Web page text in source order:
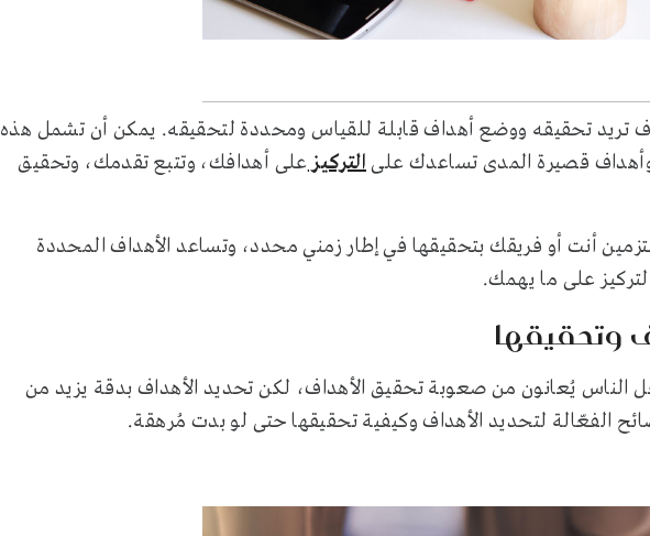
تريد تحقيقه ووضع أهداف قابلة للقياس ومحددة لتحقيقه. يمكن أن تشمل هذه
قصيرة المدى تساعدك علىالتركيزعلى أهدافك، وتتبع تقدمك، وتحقيق
أنت أو فريقك بتحقيقها في إطار زمني محدد، وتساعد الأهداف المحددة
على ما يهمك.
وتحقيقها
الناس يُعانون من صعوبة تحقيق الأهداف، لكن تحديد الأهداف بدقة يزيد من
الفعّالة لتحديد الأهداف وكيفية تحقيقها حتى لو بدت مُرهقة.